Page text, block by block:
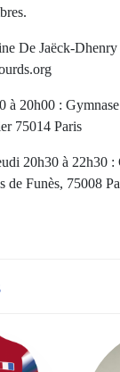
De Jaëck-Dhenry
à 20h00 :
75014 Paris
20h30 à 22h30 :
de Funès, 75008